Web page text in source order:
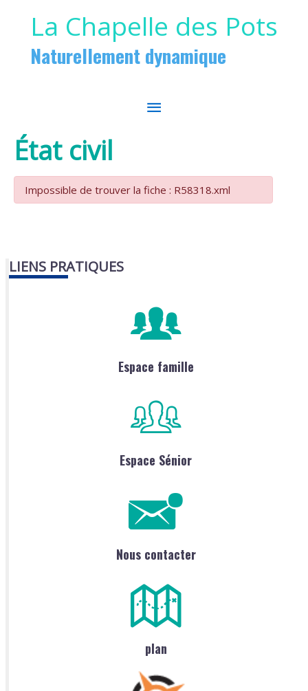
La Chapelle des Pots
Naturellement dynamique
MENU
État civil
Impossible de trouver la fiche : R58318.xml
LIENS PRATIQUES
Espace famille
Espace Sénior
Nous contacter
plan